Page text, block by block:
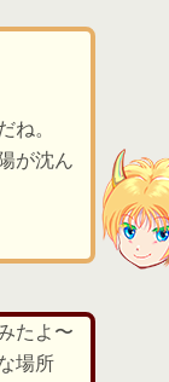
ね。
が沈ん
たよ〜
場所